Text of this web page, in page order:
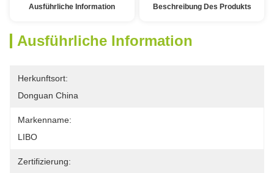
Ausführliche Information Beschreibung Des Produkts
Ausführliche Information
Herkunftsort:
Donguan China
Markenname:
LIBO
Zertifizierung: